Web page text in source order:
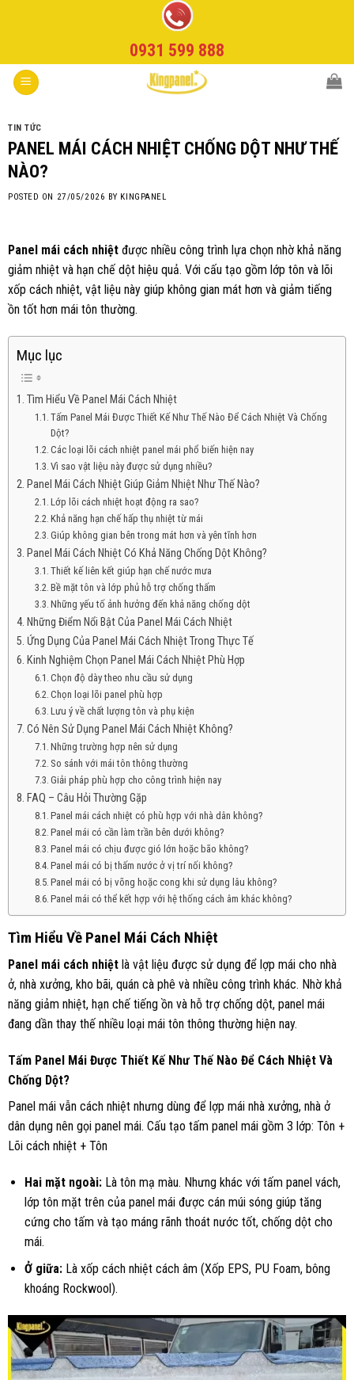
0931 599 888
TIN TỨC
PANEL MÁI CÁCH NHIỆT CHỐNG DỘT NHƯ THẾ
NÀO?
POSTED ON 27/05/2026 BY KINGPANEL
Panel mái cách nhiệt được nhiều công trình lựa chọn nhờ khả năng
giảm nhiệt và hạn chế dột hiệu quả. Với cấu tạo gồm lớp tôn và lõi
xốp cách nhiệt, vật liệu này giúp không gian mát hơn và giảm tiếng
ồn tốt hơn mái tôn thường.
Mục lục
Tìm Hiểu Về Panel Mái Cách Nhiệt
Tấm Panel Mái Được Thiết Kế Như Thế Nào Để Cách Nhiệt Và Chống
Dột?
Các loại lõi cách nhiệt panel mái phổ biến hiện nay
Vì sao vật liệu này được sử dụng nhiều?
Panel Mái Cách Nhiệt Giúp Giảm Nhiệt Như Thế Nào?
Lớp lõi cách nhiệt hoạt động ra sao?
Khả năng hạn chế hấp thụ nhiệt từ mái
Giúp không gian bên trong mát hơn và yên tĩnh hơn
Panel Mái Cách Nhiệt Có Khả Năng Chống Dột Không?
Thiết kế liên kết giúp hạn chế nước mưa
Bề mặt tôn và lớp phủ hỗ trợ chống thấm
Những yếu tố ảnh hưởng đến khả năng chống dột
Những Điểm Nổi Bật Của Panel Mái Cách Nhiệt
Ứng Dụng Của Panel Mái Cách Nhiệt Trong Thực Tế
Kinh Nghiệm Chọn Panel Mái Cách Nhiệt Phù Hợp
Chọn độ dày theo nhu cầu sử dụng
Chọn loại lõi panel phù hợp
Lưu ý về chất lượng tôn và phụ kiện
Có Nên Sử Dụng Panel Mái Cách Nhiệt Không?
Những trường hợp nên sử dụng
So sánh với mái tôn thông thường
Giải pháp phù hợp cho công trình hiện nay
FAQ – Câu Hỏi Thường Gặp
Panel mái cách nhiệt có phù hợp với nhà dân không?
Panel mái có cần làm trần bên dưới không?
Panel mái có chịu được gió lớn hoặc bão không?
Panel mái có bị thấm nước ở vị trí nối không?
Panel mái có bị võng hoặc cong khi sử dụng lâu không?
Panel mái có thể kết hợp với hệ thống cách âm khác không?
Tìm Hiểu Về Panel Mái Cách Nhiệt
Panel mái cách nhiệt là vật liệu được sử dụng để lợp mái cho nhà
ở, nhà xưởng, kho bãi, quán cà phê và nhiều công trình khác. Nhờ khả
năng giảm nhiệt, hạn chế tiếng ồn và hỗ trợ chống dột, panel mái
đang dần thay thế nhiều loại mái tôn thông thường hiện nay.
Tấm Panel Mái Được Thiết Kế Như Thế Nào Để Cách Nhiệt Và
Chống Dột?
Panel mái vẫn cách nhiệt nhưng dùng để lợp mái nhà xưởng, nhà ở
dân dụng nên gọi panel mái. Cấu tạo tấm panel mái gồm 3 lớp: Tôn +
Lõi cách nhiệt + Tôn
Hai mặt ngoài:Là tôn mạ màu. Nhưng khác với tấm panel vách,
lớp tôn mặt trên của panel mái được cán múi sóng giúp tăng
cứng cho tấm và tạo máng rãnh thoát nước tốt, chống dột cho
mái.
Ở giữa:Là xốp cách nhiệt cách âm (Xốp EPS, PU Foam, bông
khoáng Rockwool).